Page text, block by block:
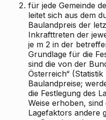
2. für jede Gemeinde
leitet sich aus dem
Baulandpreis der
Inkrafttreten der
je m 2 in der
Grundlage für die
sind die von der
Österreich“
Baulandpreise;
die Festlegung des
Weise erhoben, sind
Lagefaktors andere